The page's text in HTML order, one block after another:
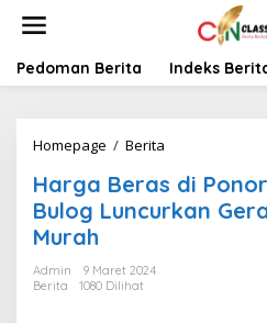
t
Pedoman Berita Indeks
Homepage / Berita
r
g
a
Harga Beras di
Bulog Luncurkan
Murah
Admin
9 Maret 2024
Berita
1080 Dilihat